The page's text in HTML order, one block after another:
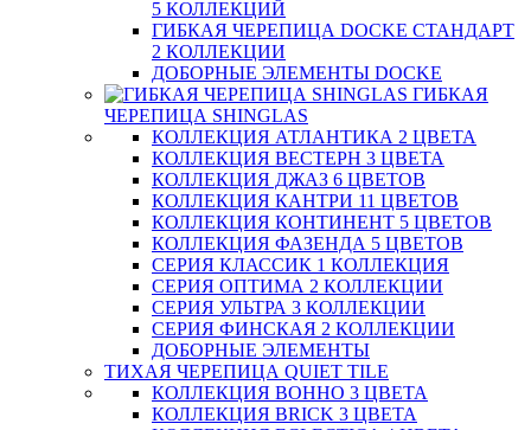
5 КОЛЛЕКЦИЙ
ГИБКАЯ ЧЕРЕПИЦА DOCKE СТАНДАРТ
2 КОЛЛЕКЦИИ
ДОБОРНЫЕ ЭЛЕМЕНТЫ DOCKE
ГИБКАЯ
ЧЕРЕПИЦА SHINGLAS
КОЛЛЕКЦИЯ АТЛАНТИКА 2 ЦВЕТА
КОЛЛЕКЦИЯ ВЕСТЕРН 3 ЦВЕТА
КОЛЛЕКЦИЯ ДЖАЗ 6 ЦВЕТОВ
КОЛЛЕКЦИЯ КАНТРИ 11 ЦВЕТОВ
КОЛЛЕКЦИЯ КОНТИНЕНТ 5 ЦВЕТОВ
КОЛЛЕКЦИЯ ФАЗЕНДА 5 ЦВЕТОВ
СЕРИЯ КЛАССИК 1 КОЛЛЕКЦИЯ
СЕРИЯ ОПТИМА 2 КОЛЛЕКЦИИ
СЕРИЯ УЛЬТРА 3 КОЛЛЕКЦИИ
СЕРИЯ ФИНСКАЯ 2 КОЛЛЕКЦИИ
ДОБОРНЫЕ ЭЛЕМЕНТЫ
ТИХАЯ ЧЕРЕПИЦА QUIET TILE
КОЛЛЕКЦИЯ BOHHO 3 ЦВЕТА
КОЛЛЕКЦИЯ BRICK 3 ЦВЕТА